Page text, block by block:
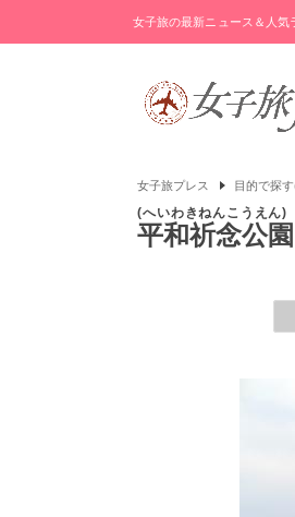
女子旅の最新ニュース＆人気
女子旅プレス 目的で探
平和祈念公園
へいわきねんこうえん